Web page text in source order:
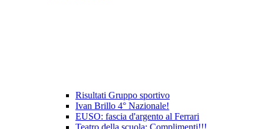
Risultati Gruppo sportivo
Ivan Brillo 4° Nazionale!
EUSO: fascia d'argento al Ferrari